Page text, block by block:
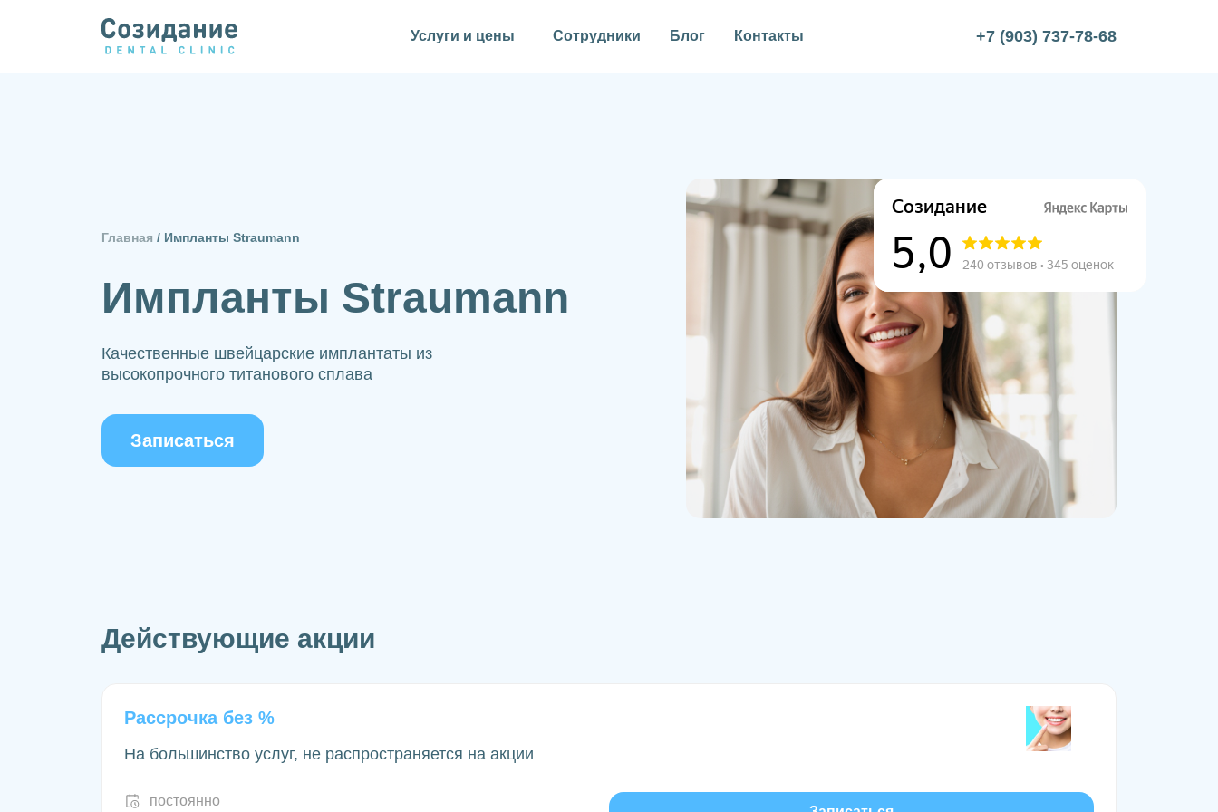
Услуги и цены Сотрудники Блог Контакты +7 (903) 737-78-68
Главная / Импланты Straumann
Импланты Straumann
Качественные швейцарские имплантаты из
высокопрочного титанового сплава
Записаться
Действующие акции
Рассрочка без %
На большинство услуг, не распространяется на акции
постоянно